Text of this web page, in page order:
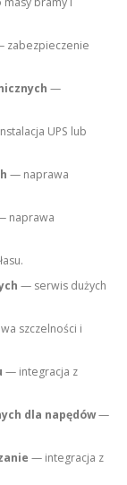
zabezpieczenie
—
UPS lub
— naprawa
naprawa
— serwis dużych
szczelności i
— integracja z
dla napędów—
— integracja z